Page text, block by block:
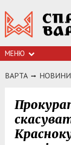
МЕНЮ
ВАРТА НОВИНИ